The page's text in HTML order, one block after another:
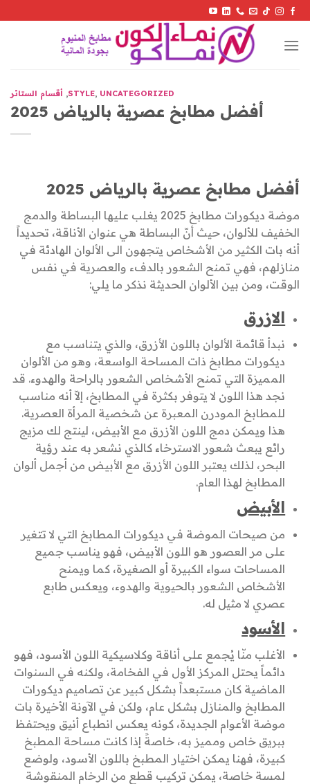
Skip
content
STYLE, UNCATEGORIZED
, أقسام الستائر
أفضل مطابخ عصرية بالرياض 2025
أفضل مطابخ عصرية بالرياض 2025
موضة ديكورات مطابخ 2025 يغلب عليها البساطة والدمج
الخفيف للألوان، حيث أنّ البساطة هي عنوان الأناقة، تحديداً
أنه بات الكثير من الأشخاص يتجهون الى الألوان الهادئة في
منازلهم، فهي تمنح الشعور بالدفء والعصرية في نفس
الوقت، ومن بين الألوان الحديثة نذكر ما يلي:
الازرق
نبدأ قائمة الألوان باللون الأزرق، والذي يتناسب مع
ديكورات مطابخ ذات المساحة الواسعة، وهو من الألوان
المميزة التي تمنح الأشخاص الشعور بالراحة والهدوء. قد
نجد هذا اللون لا يتوفر بكثرة في المطابخ، إلاّ أنه مناسب
للمطابخ المودرن المعبرة عن شخصية المرأة العصرية.
هذا ويمكن دمج اللون الأزرق مع الأبيض، لينتج لك مزيج
رائع يبعث شعور الاسترخاء كالذي نشعر به عند رؤية
البحر، لذلك يعتبر اللون الأزرق مع الأبيض من أجمل ألوان
المطابخ لهذا العام.
الأبيض
من صيحات الموضة في ديكورات المطابخ التي لا تتغير
على مر العصور هو اللون الأبيض، فهو يناسب جميع
المساحات سواء الكبيرة أو الصغيرة، كما ويمنح
الأشخاص الشعور بالحيوية والهدوء، ويعكس طابع
عصري لا مثيل له.
الأسود
الأغلب منّا يُجمع على أناقة وكلاسيكية اللون الأسود، فهو
دائماً يحتل المركز الأول في الفخامة، ولكنه في السنوات
الماضية كان مستبعداً بشكل كبير عن تصاميم ديكورات
المطابخ والمنازل بشكل عام، ولكن في الآونة الأخيرة بات
موضة الأعوام الجديدة، كونه يعكس انطباع أنيق ويحتفظ
ببريق خاص ومميز به، خاصةً إذا كانت مساحة المطبخ
كبيرة، فهنا يمكن اختيار المطبخ باللون الأسود، ولوضع
لمسة خاصة، يمكن تركيب قطع من الرخام المنقوشة